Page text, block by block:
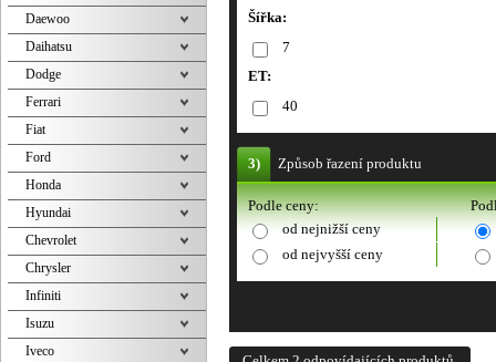
Šířka:
7
ET:
40
3) Způsob řazení produktu
Podle ceny:
od nejnižší ceny
od nejvyšší ceny
Daewoo
Daihatsu
Dodge
Ferrari
Fiat
Ford
Honda
Hyundai
Chevrolet
Chrysler
Infiniti
Isuzu
Iveco